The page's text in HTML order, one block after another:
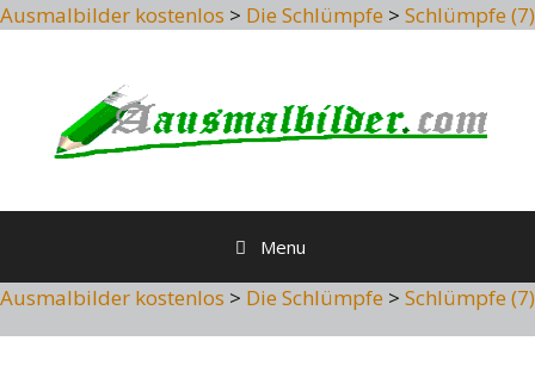
Ausmalbilder kostenlos > Die Schlümpfe > Schlümpfe (7)
Menu
Ausmalbilder kostenlos > Die Schlümpfe > Schlümpfe (7)